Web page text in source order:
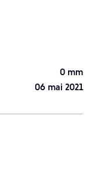
0 mm
06 mai 2021